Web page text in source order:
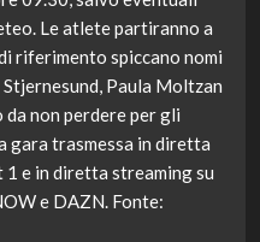
Le atlete partiranno a
riferimento spiccano nomi
Paula Moltzan
non perdere per gli
gara trasmessa in diretta
e in diretta streaming su
e DAZN. Fonte: